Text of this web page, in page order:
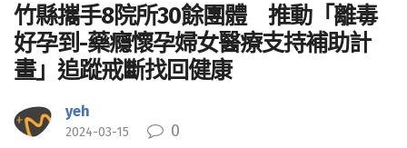
竹縣攜手8院所30餘團體 推動「離毒
好孕到-藥癮懷孕婦女醫療支持補助計
畫」追蹤戒斷找回健康
yeh
2024-03-15 0